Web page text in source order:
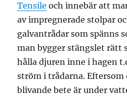
Tensile och innebär att
av impregnerade stolpar
galvantrådar som spänns
man bygger stängslet rätt
hålla djuren inne i hagen
ström i trådarna.
blivande bete är under